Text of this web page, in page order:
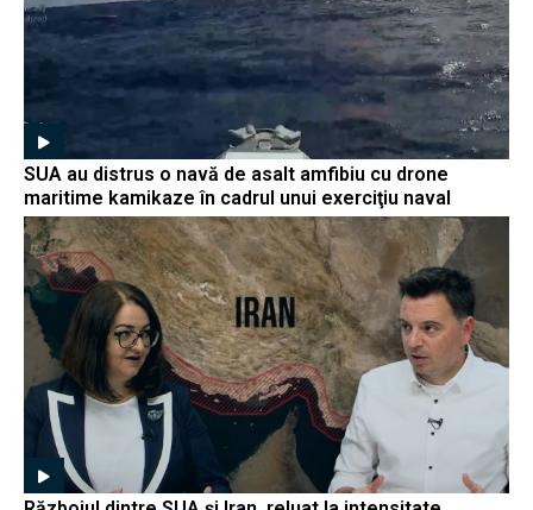
SUA au distrus o navă de asalt amfibiu cu drone
maritime kamikaze în cadrul unui exerciţiu naval